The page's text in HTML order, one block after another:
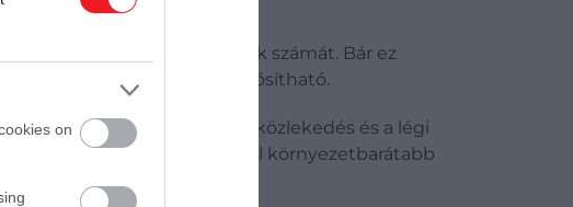
on
kilométereinek számát. Bár ez
hogy ez valóban megvalósítható.
felelős. A közúti közlekedés és a légi
a vasút mindkettőnél sokkal környezetbarátabb